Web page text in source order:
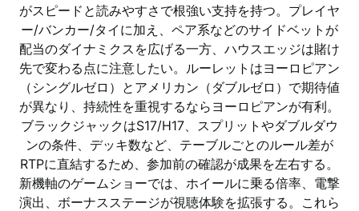
がスピードと読みやすさで根強い支持を持つ。プレイヤ
ー/バンカー/タイに加え、ペア系などのサイドベットが
配当のダイナミクスを広げる一方、ハウスエッジは賭け
先で変わる点に注意したい。ルーレットはヨーロピアン
（シングルゼロ）とアメリカン（ダブルゼロ）で期待値
が異なり、持続性を重視するならヨーロピアンが有利。
ブラックジャックはS17/H17、スプリットやダブルダウ
ンの条件、デッキ数など、テーブルごとのルール差が
RTPに直結するため、参加前の確認が成果を左右する。
新機軸のゲームショーでは、ホイールに乗る倍率、電撃
演出、ボーナスステージが視聴体験を拡張する。これら